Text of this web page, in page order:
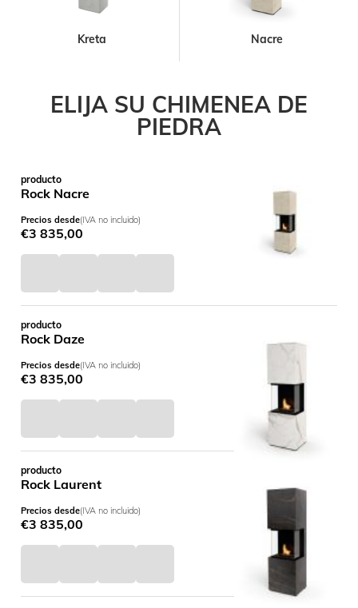
Kreta Nacre
ELIJA SU CHIMENEA DE
PIEDRA
producto
Rock Nacre
Precios desde(IVA no incluido)
€3 835,00
producto
Rock Daze
Precios desde(IVA no incluido)
€3 835,00
producto
Rock Laurent
Precios desde(IVA no incluido)
€3 835,00